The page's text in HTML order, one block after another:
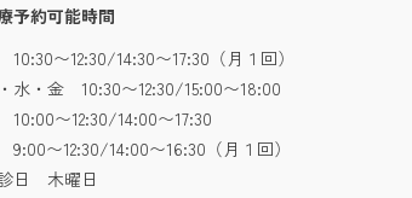
予約可能時間
〜12:30/14:30〜17:30（月１回）
水・金 10:30〜12:30/15:00〜18:00
〜12:30/14:00〜17:30
〜12:30/14:00〜16:30（月１回）
日 木曜日